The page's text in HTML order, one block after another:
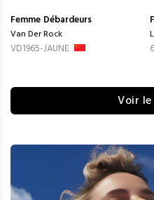
Femme Débardeurs
Van Der Rock
VD1965-JAUNE
Voir